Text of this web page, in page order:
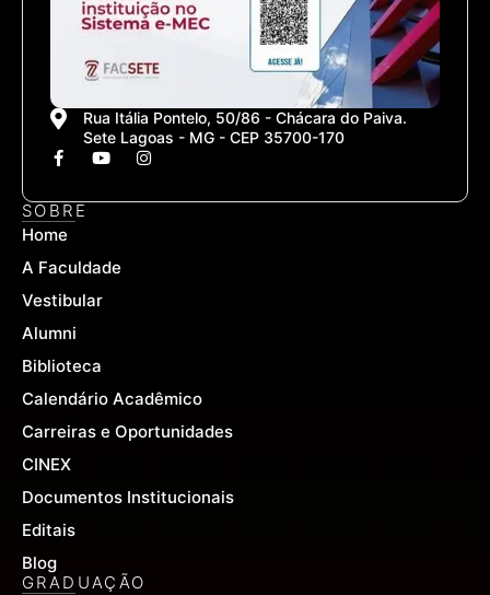
Rua Itália Pontelo, 50/86 - Chácara do Paiva.
Sete Lagoas - MG - CEP 35700-170
F
a
e
b
o
k
f
Y
o
t
I
n
t
SOBRE
Home
A Faculdade
Vestibular
Alumni
Biblioteca
Calendário Acadêmico
Carreiras e Oportunidades
CINEX
Documentos Institucionais
Editais
Blog
GRADUAÇÃO